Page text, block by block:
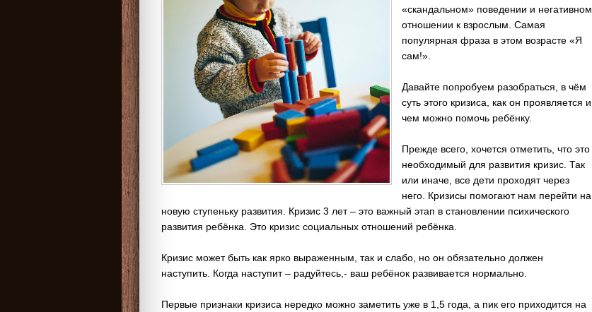
«скандальном» поведении и негативном
отношении к взрослым. Самая
популярная фраза в этом возрасте «Я
сам!».
Давайте попробуем разобраться, в чём
суть этого кризиса, как он проявляется и
чем можно помочь ребёнку.
Прежде всего, хочется отметить, что это
необходимый для развития кризис. Так
или иначе, все дети проходят через
него. Кризисы помогают нам перейти на
новую ступеньку развития. Кризис 3 лет – это важный этап в становлении психического
развития ребёнка. Это кризис социальных отношений ребёнка.
Кризис может быть как ярко выраженным, так и слабо, но он обязательно должен
наступить. Когда наступит – радуйтесь,- ваш ребёнок развивается нормально.
Первые признаки кризиса нередко можно заметить уже в 1,5 года, а пик его приходится на